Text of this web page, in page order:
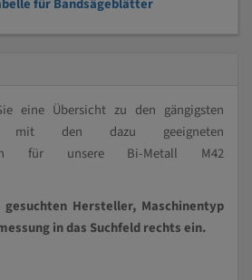
für Bandsägeblätter
eine Übersicht zu den gängigsten
mit den dazu geeigneten
für unsere Bi-Metall M42
Hersteller, Maschinentyp
in das Suchfeld rechts ein.